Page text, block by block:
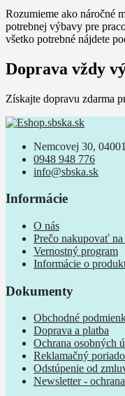
Rozumieme ako náročné
potrebnej výbavy pre
všetko potrebné nájdete
Doprava vždy
Získajte dopravu zdarma
Nemcovej 30,
0948 948 776
info@sbska.sk
Informácie
O nás
Prečo nakupovať
Vernostný program
Informácie o
Dokumenty
Obchodné
Doprava a platba
Ochrana osobných
Reklamačný
Odstúpenie od
Newsletter -